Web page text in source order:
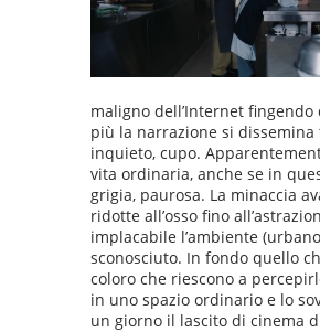
maligno dell’Internet fingendo
più la narrazione si
inquieto, cupo.
vita ordinaria, anche se in
grigia, paurosa. La minaccia
ridotte all’osso fino
implacabile l’ambiente
sconosciuto. In fondo quello
coloro che riescono a
in uno spazio ordinario e lo
un giorno il lascito di cinema